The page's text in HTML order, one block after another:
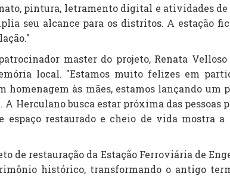
pintura, letramento digital e atividades
seu alcance para os distritos. A estação
master do projeto, Renata
local. "Estamos muito felizes em
homenagem às mães, estamos lançando
Herculano busca estar próxima das pessoas
espaço restaurado e cheio de vida
de restauração da Estação Ferroviária de
histórico, transformando o antigo